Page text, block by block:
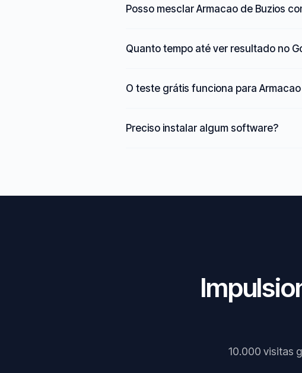
Posso mesclar Armacao de Buzios
Quanto tempo até ver resultado no
O teste grátis funciona para
Preciso instalar algum software?
10.000 visitas